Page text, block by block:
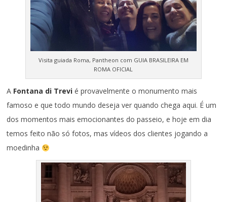
Visita guiada Roma, Pantheon com GUIA BRASILEIRA EM
ROMA OFICIAL
A Fontana di Trevi é provavelmente o monumento mais
famoso e que todo mundo deseja ver quando chega aqui. É um
dos momentos mais emocionantes do passeio, e hoje em dia
temos feito não só fotos, mas vídeos dos clientes jogando a
moedinha